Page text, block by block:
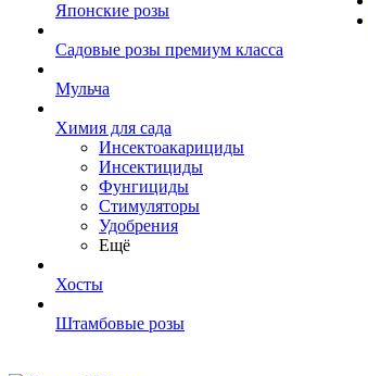
Японские розы
Садовые розы премиум класса
Мульча
Химия для сада
Инсектоакарициды
Инсектициды
Фунгициды
Стимуляторы
Удобрения
Ещё
Хосты
Штамбовые розы